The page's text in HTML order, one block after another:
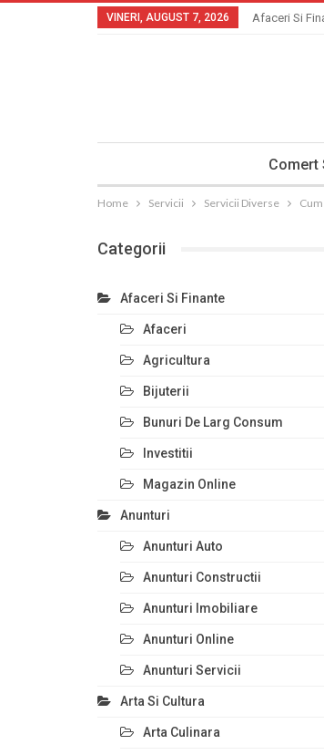
VINERI, AUGUST 7, 2026 Afaceri Si
Comert
Home Servicii Servicii Diverse
Categorii
Afaceri Si Finante
Afaceri
Agricultura
Bijuterii
Bunuri De Larg Consum
Investitii
Magazin Online
Anunturi
Anunturi Auto
Anunturi Constructii
Anunturi Imobiliare
Anunturi Online
Anunturi Servicii
Arta Si Cultura
Arta Culinara